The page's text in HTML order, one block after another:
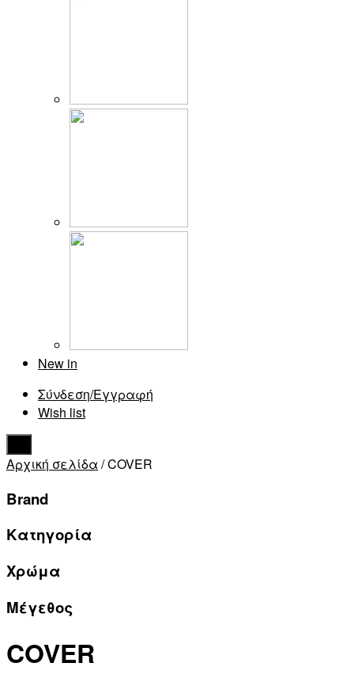
New in
Σύνδεση/Εγγραφή
Wish list
Αρχική σελίδα / COVER
Brand
Κατηγορία
Χρώμα
Μέγεθος
COVER